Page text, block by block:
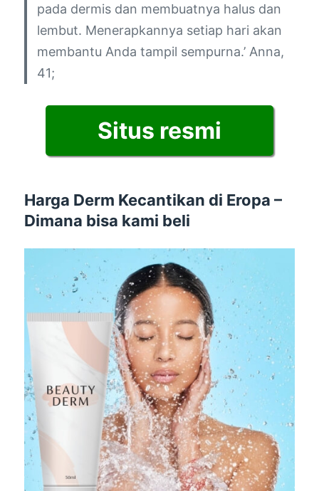
pada dermis dan membuatnya halus dan
lembut. Menerapkannya setiap hari akan
membantu Anda tampil sempurna.’ Anna,
41;
Situs resmi
Harga Derm Kecantikan di Eropa –
Dimana bisa kami beli